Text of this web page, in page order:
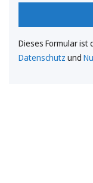
Dieses Formular ist
Datenschutz und